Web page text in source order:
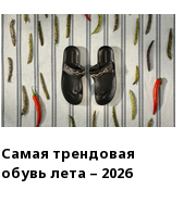
Самая трендовая
обувь лета – 2026